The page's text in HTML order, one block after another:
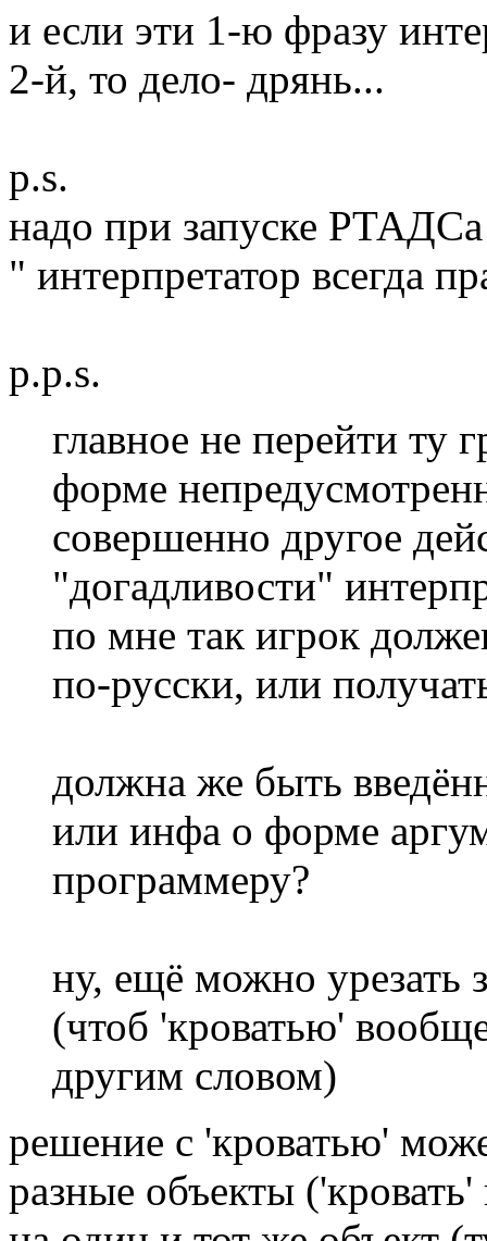
и если эти 1-ю фразу
2-й, то дело- дрянь...
p.s.
надо при запуске
" интерпретатор всегда
p.p.s.
главное не перейти ту
форме
совершенно другое
"догадливости"
по мне так игрок
по-русски, или
должна же быть
или инфа о форме
программеру?
ну, ещё можно урезать
(чтоб 'кроватью'
другим словом)
решение с 'кроватью'
разные объекты